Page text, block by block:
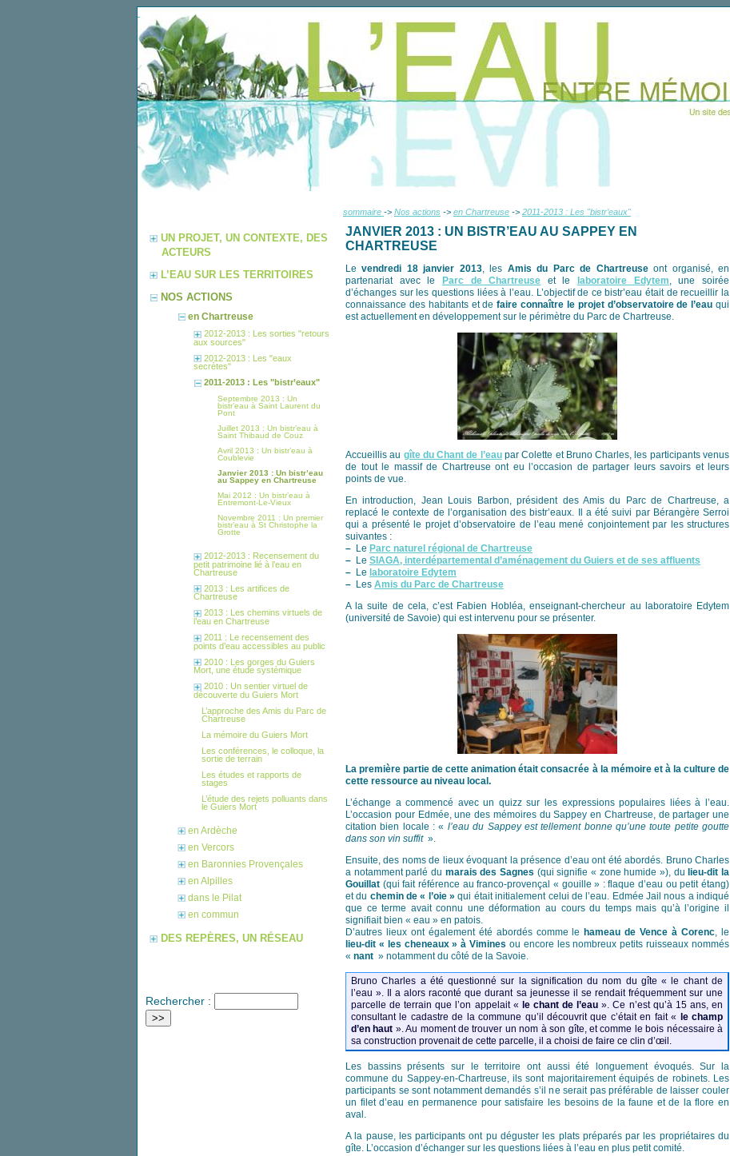
sommaire -> Nos actions -> en Chartreuse -> 2011-2013 : Les "bistr’eaux"
JANVIER 2013 : UN BISTR’EAU AU SAPPEY EN
CHARTREUSE
Levendredi 18 janvier 2013, les Amis du Parc de Chartreuseont organisé, en
partenariat avec le
Parc de Chartreuse et le laboratoire Edytem, une soirée
d’échanges sur les questions liées à l’eau. L’objectif de ce bistr’eau était de recueillir la
connaissance des habitants et defaire connaître le projet d’observatoire de l’eau qui
est actuellement en développement sur le périmètre du Parc de Chartreuse.
Accueillis au gîte du Chant de l’eaupar Colette et Bruno Charles, les participants venus
de tout le massif de Chartreuse ont eu l’occasion de partager leurs savoirs et leurs
points de vue.
En introduction, Jean Louis Barbon, président des Amis du Parc de Chartreuse, a
replacé le contexte de l’organisation des bistr’eaux. Il a été suivi par Bérangère Serroi
qui a présenté le projet d’observatoire de l’eau mené conjointement par les structures
suivantes :
– Le Parc naturel régional de Chartreuse
– Le SIAGA, interdépartemental d’aménagement du Guiers et de ses affluents
– Le laboratoire Edytem
– Les Amis du Parc de Chartreuse
A la suite de cela, c’est Fabien Hobléa, enseignant-chercheur au laboratoire Edytem
(université de Savoie) qui est intervenu pour se présenter.
La première partie de cette animation était consacrée à la mémoire et à la culture de
cette ressource au niveau local.
L’échange a commencé avec un quizz sur les expressions populaires liées à l’eau.
L’occasion pour Edmée, une des mémoires du Sappey en Chartreuse, de partager une
citation bien locale : « l’eau du Sappey est tellement bonne qu’une toute petite goutte
dans son vin suffit ».
Ensuite, des noms de lieux évoquant la présence d’eau ont été abordés. Bruno Charles
a notamment parlé du marais des Sagnes (qui signifie « zone humide »), du lieu-dit la
Gouillat (qui fait référence au franco-provençal « gouille » : flaque d’eau ou petit étang)
et du chemin de « l’oie » qui était initialement celui de l’eau. Edmée Jail nous a indiqué
que ce terme avait connu une déformation au cours du temps mais qu’à l’origine il
signifiait bien « eau » en patois.
D’autres lieux ont également été abordés comme le hameau de Vence à Corenc, le
lieu-dit « les cheneaux » à Vimines ou encore les nombreux petits ruisseaux nommés
« nant » notamment du côté de la Savoie.
Bruno Charles a été questionné sur la signification du nom du gîte « le chant de
l’eau ». Il a alors raconté que durant sa jeunesse il se rendait fréquemment sur une
parcelle de terrain que l’on appelait « le chant de l’eau ». Ce n’est qu’à 15 ans, en
consultant le cadastre de la commune qu’il découvrit que c’était en fait «
le champ
d’en haut ». Au moment de trouver un nom à son gîte, et comme le bois nécessaire à
sa construction provenait de cette parcelle, il a choisi de faire ce clin d’œil.
Les bassins présents sur le territoire ont aussi été longuement évoqués. Sur la
commune du Sappey-en-Chartreuse, ils sont majoritairement équipés de robinets. Les
participants se sont notamment demandés s’il ne serait pas préférable de laisser couler
un filet d’eau en permanence pour satisfaire les besoins de la faune et de la flore en
aval.
A la pause, les participants ont pu déguster les plats préparés par les propriétaires du
gîte. L’occasion d’échanger sur les questions liées à l’eau en plus petit comité.
UN PROJET, UN CONTEXTE, DES
ACTEURS
L’EAU SUR LES TERRITOIRES
NOS ACTIONS
en Chartreuse
2012-2013 : Les sorties "retours
aux sources"
2012-2013 : Les "eaux
secrètes"
2011-2013 : Les "bistr’eaux"
Septembre 2013 : Un
bistr’eau à Saint Laurent du
Pont
Juillet 2013 : Un bistr’eau à
Saint Thibaud de Couz
Avril 2013 : Un bistr’eau à
Coublevie
Janvier 2013 : Un bistr’eau
au Sappey en Chartreuse
Mai 2012 : Un bistr’eau à
Entremont-Le-Vieux
Novembre 2011 : Un premier
bistr’eau à St Christophe la
Grotte
2012-2013 : Recensement du
petit patrimoine lié à l’eau en
Chartreuse
2013 : Les artifices de
Chartreuse
2013 : Les chemins virtuels de
l’eau en Chartreuse
2011 : Le recensement des
points d’eau accessibles au public
2010 : Les gorges du Guiers
Mort, une étude systémique
2010 : Un sentier virtuel de
découverte du Guiers Mort
L’approche des Amis du Parc de
Chartreuse
La mémoire du Guiers Mort
Les conférences, le colloque, la
sortie de terrain
Les études et rapports de
stages
L’étude des rejets polluants dans
le Guiers Mort
en Ardèche
en Vercors
en Baronnies Provençales
en Alpilles
dans le Pilat
en commun
DES REPÈRES, UN RÉSEAU
Rechercher :